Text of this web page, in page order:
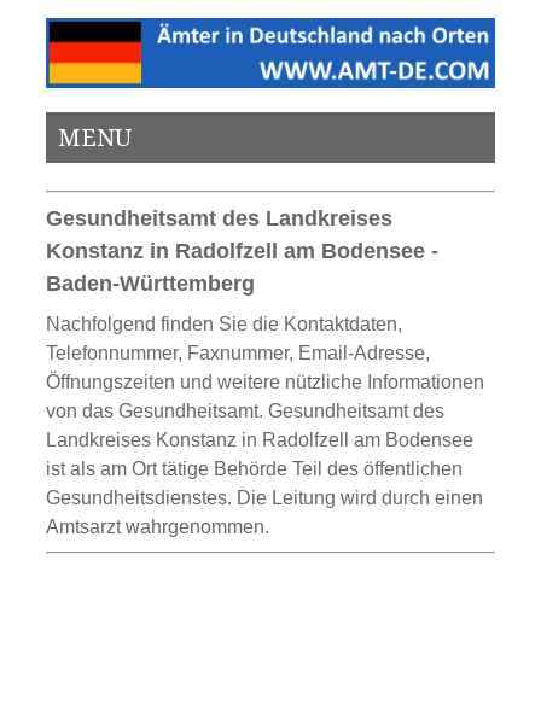
MENU
Gesundheitsamt des Landkreises
Konstanz in Radolfzell am Bodensee -
Baden-Württemberg
Nachfolgend finden Sie die Kontaktdaten,
Telefonnummer, Faxnummer, Email-Adresse,
Öffnungszeiten und weitere nützliche Informationen
von das Gesundheitsamt. Gesundheitsamt des
Landkreises Konstanz in Radolfzell am Bodensee
ist als am Ort tätige Behörde Teil des öffentlichen
Gesundheitsdienstes. Die Leitung wird durch einen
Amtsarzt wahrgenommen.